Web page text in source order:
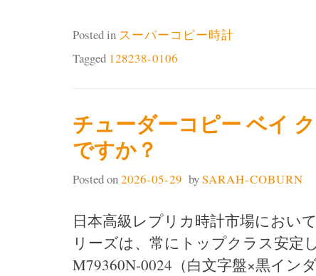
Posted in スーパーコピー時計
Tagged 128238-0106
チューダーコピー ベイ
ですか？
Posted on2026-05-29 bySARAH-COBURN
日本高級レプリカ時計市場におい
リーズは、常にトップクラス安定
M79360N-0024（白文字盤×黒イン